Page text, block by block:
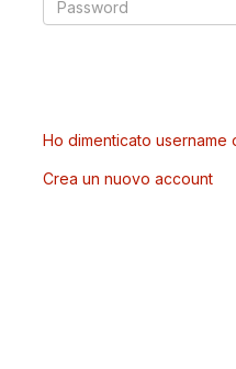
Ho dimenticato username
Crea un nuovo account